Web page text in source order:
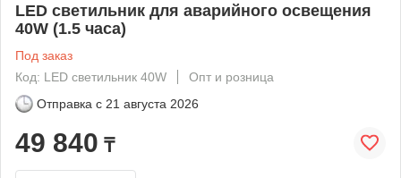
LED светильник для аварийного освещения
40W (1.5 часа)
Под заказ
Код: LED светильник 40W
Опт и розница
Отправка с 21 августа 2026
49 840 ₸